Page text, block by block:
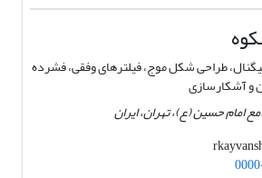
طراحی شکل موج، فیلترهای وفقی، فشرده
و آشکارسازی
امام حسین (ع)، تهران، ایران